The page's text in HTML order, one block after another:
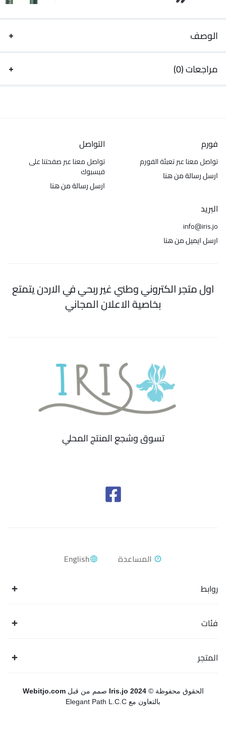
الوصف
مراجعات (0)
فورم
تواصل معنا عبر تعبئة الفورم
ارسل رسالة من هنا
التواصل
تواصل معنا عبر صفحتنا على
فيسبوك
ارسل رسالة من هنا
البريد
info@iris.jo
ارسل ايميل من هنا
اول متجر الكتروني وطني غير ربحي في الاردن يتمتع
بخاصية الاعلان المجاني
تسوق وشجع المنتج المحلي
English
روابط
فئات
المتجر
الحقوق محفوظة ©Iris.jo 2024 صمم من قبلWebitjo.com
بالتعاون مع Elegant Path L.C.C